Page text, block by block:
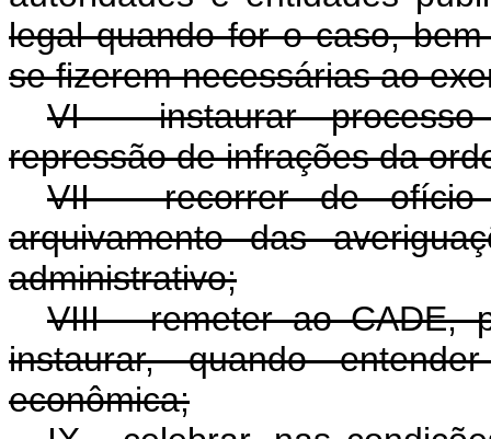
legal quando for o caso,
se fizerem necessárias ao
VI - instaurar processo
repressão de infrações da
VII - recorrer de ofício
arquivamento das
administrativo;
VIII - remeter ao CADE,
instaurar, quando
econômica;